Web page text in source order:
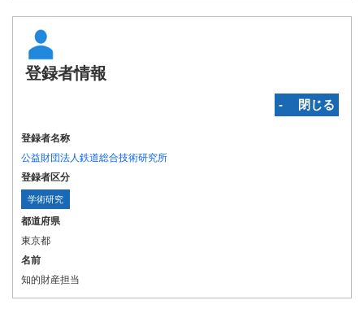
登録者情報
‐ 閉じる
登録者名称
公益財団法人鉄道総合技術研究所
登録者区分
学術研究
都道府県
東京都
名前
知的財産担当